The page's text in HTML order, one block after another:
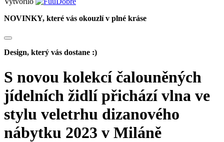
NOVINKY, které vás okouzlí v plné kráse
Design, který vás dostane :)
S novou kolekcí čalouněných
jídelních židlí přichází vlna ve
stylu veletrhu dizanového
nábytku 2023 v Miláně